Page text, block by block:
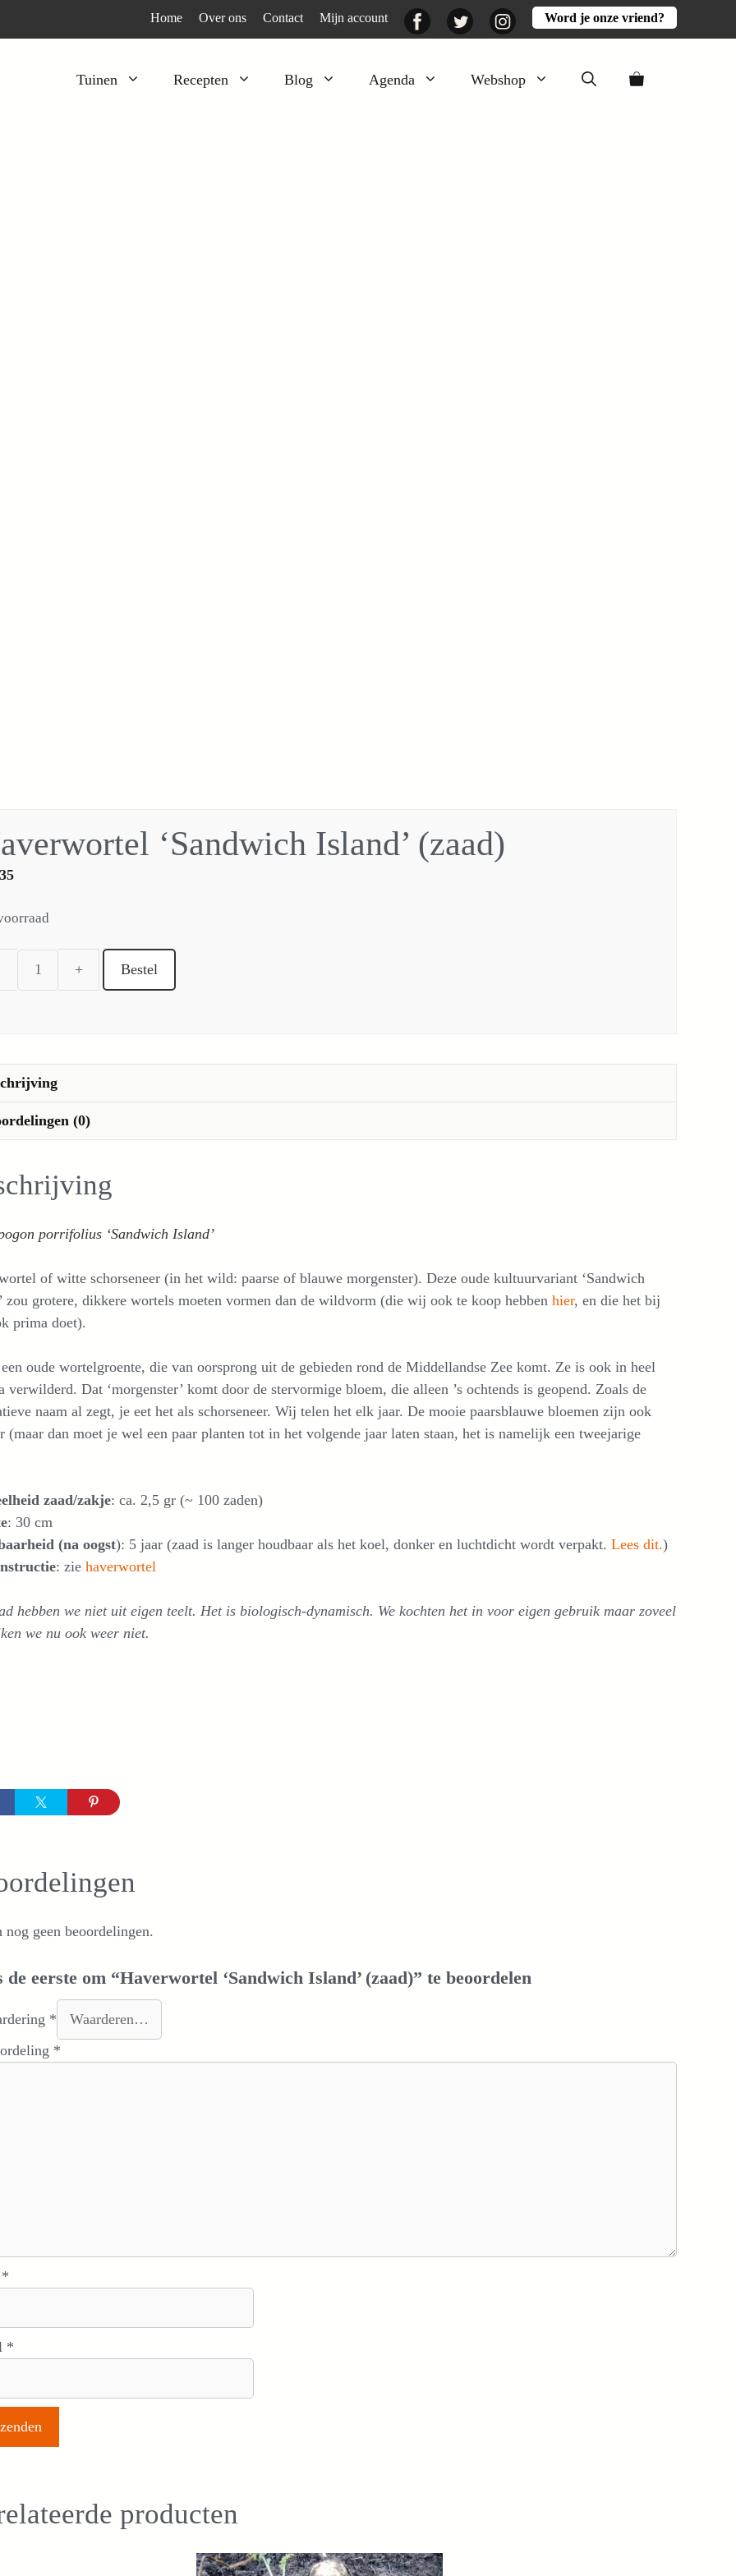
Home Over ons Contact Mijn account FacebookTwitter InstagramWord je onze vriend?
Tuinen Recepten Blog Agenda Webshop
‘Sandwich Island’ (zaad)
Haverwortel
aantal
Bestel
(0)
porrifolius ‘Sandwich Island’
of witte schorseneer (in het wild: paarse of blauwe morgenster). Deze oude kultuurvariant ‘Sandwich
zou grotere, dikkere wortels moeten vormen dan de wildvorm (die wij ook te koop hebben hier, en die het bij
prima doet).
oude wortelgroente, die van oorsprong uit de gebieden rond de Middellandse Zee komt. Ze is ook in heel
verwilderd. Dat ‘morgenster’ komt door de stervormige bloem, die alleen ’s ochtends is geopend. Zoals de
naam al zegt, je eet het als schorseneer. Wij telen het elk jaar. De mooie paarsblauwe bloemen zijn ook
(maar dan moet je wel een paar planten tot in het volgende jaar laten staan, het is namelijk een tweejarige
zaad/zakje: ca. 2,5 gr (~ 100 zaden)
: 30 cm
(na oogst): 5 jaar (zaad is langer houdbaar als het koel, donker en luchtdicht wordt verpakt. Lees dit.)
: zie haverwortel
hebben we niet uit eigen teelt. Het is biologisch-dynamisch. We kochten het in voor eigen gebruik maar zoveel
we nu ook weer niet.
geen beoordelingen.
de eerste om “Haverwortel ‘Sandwich Island’ (zaad)” te beoordelen
*
*
*
*
producten